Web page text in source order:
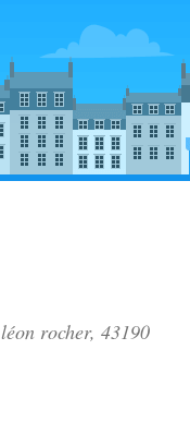
rocher, 43190